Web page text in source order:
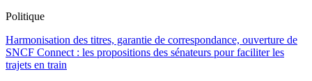
Politique
Harmonisation des titres, garantie de correspondance, ouverture de
SNCF Connect : les propositions des sénateurs pour faciliter les
trajets en train